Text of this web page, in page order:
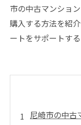
市の中古マンショ
購入する方法を紹
ートをサポートす
尼崎市の中古